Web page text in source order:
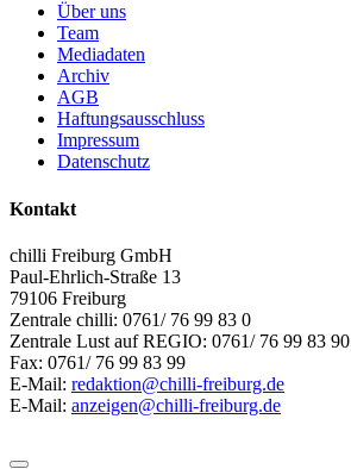
Über uns
Team
Mediadaten
Archiv
AGB
Haftungsausschluss
Impressum
Datenschutz
Kontakt
chilli Freiburg GmbH
Paul-Ehrlich-Straße 13
79106 Freiburg
Zentrale chilli: 0761/ 76 99 83 0
Zentrale Lust auf REGIO: 0761/ 76 99 83 90
Fax: 0761/ 76 99 83 99
E-Mail: redaktion@chilli-freiburg.de
E-Mail: anzeigen@chilli-freiburg.de